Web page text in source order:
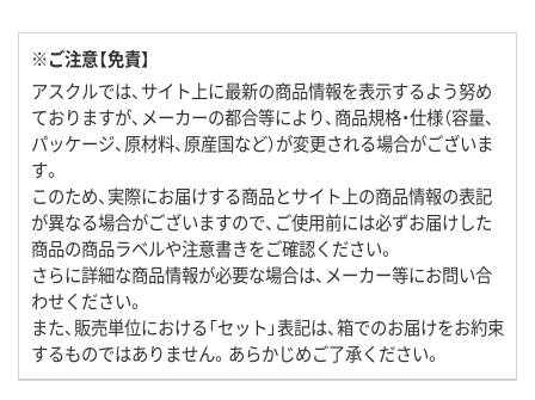
※ご注意【免責】
アスクルでは、サイト上に最新の商品情報を表示するよう努め
ておりますが、メーカーの都合等により、商品規格・仕様（容量、
パッケージ、原材料、原産国など）が変更される場合がございま
す。
このため、実際にお届けする商品とサイト上の商品情報の表記
が異なる場合がございますので、ご使用前には必ずお届けした
商品の商品ラベルや注意書きをご確認ください。
さらに詳細な商品情報が必要な場合は、メーカー等にお問い合
わせください。
また、販売単位における「セット」表記は、箱でのお届けをお約束
するものではありません。あらかじめご了承ください。